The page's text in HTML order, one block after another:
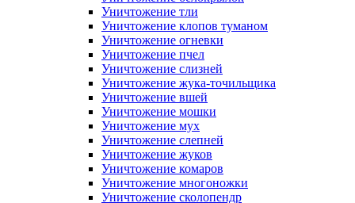
Уничтожение тли
Уничтожение клопов туманом
Уничтожение огневки
Уничтожение пчел
Уничтожение слизней
Уничтожение жука-точильщика
Уничтожение вшей
Уничтожение мошки
Уничтожение мух
Уничтожение слепней
Уничтожение жуков
Уничтожение комаров
Уничтожение многоножки
Уничтожение сколопендр